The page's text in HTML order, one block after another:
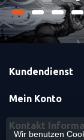
Kundendienst
Mein Konto
Kontakt
Wir benutzen